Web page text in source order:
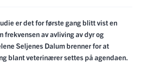
er det for første gang blitt vist en
frekvensen av avliving av dyr og
Seljenes Dalum brenner for at
blant veterinærer settes på agendaen.